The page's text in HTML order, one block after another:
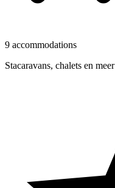
9 accommodations
Stacaravans, chalets en meer